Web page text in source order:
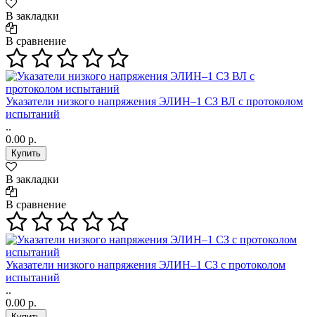
В закладки
В сравнение
Указатели низкого напряжения ЭЛИН–1 СЗ ВЛ с протоколом
испытаний
..
0.00 р.
В закладки
В сравнение
Указатели низкого напряжения ЭЛИН–1 СЗ с протоколом
испытаний
..
0.00 р.